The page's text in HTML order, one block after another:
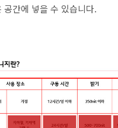
공간에 넣을 수 있습니다.